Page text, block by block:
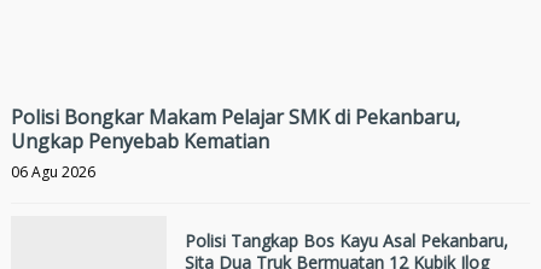
Polisi Bongkar Makam Pelajar SMK di Pekanbaru,
Ungkap Penyebab Kematian
06 Agu 2026
Polisi Tangkap Bos Kayu Asal Pekanbaru,
Sita Dua Truk Bermuatan 12 Kubik Ilog